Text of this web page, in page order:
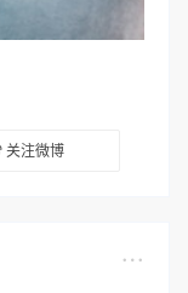
关注微博